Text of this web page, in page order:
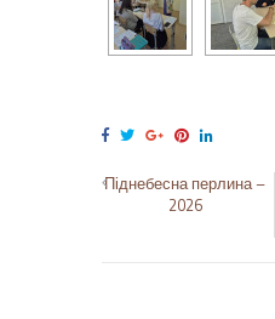
Піднебесна перлина –
2026